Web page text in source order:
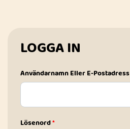
LOGGA IN
Användarnamn Eller E-Postadress
Lösenord*